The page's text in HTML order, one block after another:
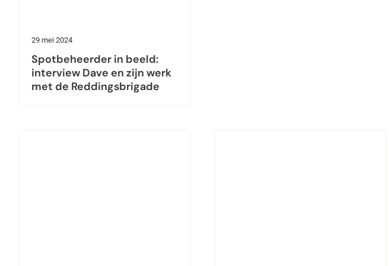
29 mei 2024
Spotbeheerder in beeld:
interview Dave en zijn werk
met de Reddingsbrigade